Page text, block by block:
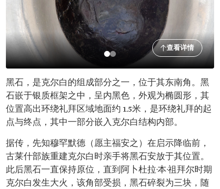
查看详情
黑石，是克尔白的组成部分之一，位于其东南角。黑
石嵌于银质框架之中，呈内黑色，外观为椭圆形，其
位置高出环绕礼拜区域地面约 1.5米，是环绕礼拜的起
点与终点，其中一部分嵌入克尔白结构内部。
据传，先知穆罕默德（愿主福安之）在启示降临前，
古莱什部族重建克尔白时亲手将黑石安放于其位置。
此后黑石一直保持原位，直到阿卜杜拉·本·祖拜尔时期
克尔白发生大火，该角部受损，黑石碎裂为三块，随